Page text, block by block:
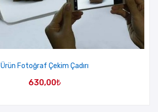
Ürün Fotoğraf Çekim Çadırı
630,00₺